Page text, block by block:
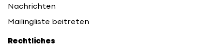
Nachrichten
Mailingliste beitreten
Rechtliches